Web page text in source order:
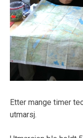
Etter mange timer
utmarsj.